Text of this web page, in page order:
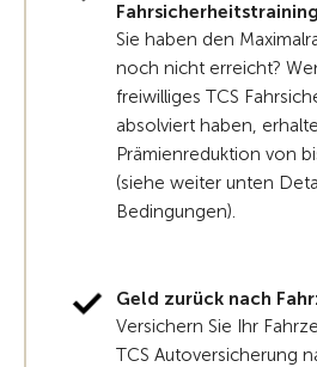
Fahrsicherheitstraining
Sie haben den
noch nicht erreicht?
freiwilliges TCS
absolviert haben,
Prämienreduktion von
(siehe weiter unten
Bedingungen).
Geld zurück nach
Versichern Sie Ihr
TCS Autoversicherung